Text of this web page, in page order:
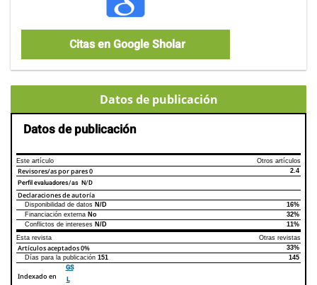
Citas en Google Sholar
Datos de publicación
Datos de publicación
Este artículo Otros artículos
Revisores/as por pares0 2.4
Perfil evaluadores/as N/D
Declaraciones de autoría
Declaraciones de autoríaEste artículo
Disponibilidad de datos N/D
16%
Financiación externa No
32%
Conflictos de intereses N/D
11%
Esta revista
Otras revistas
Artículos aceptados0%
33%
Días para la publicación 151 145
Indexado en
GS
L